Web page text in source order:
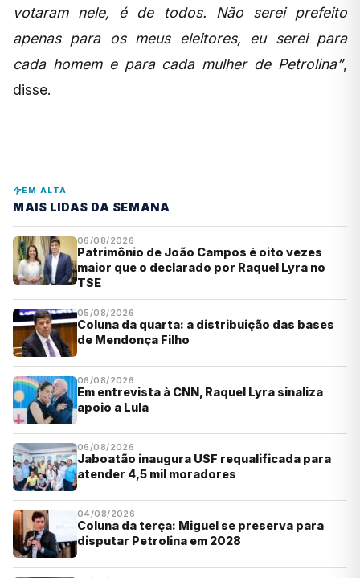
votaram nele, é de todos. Não serei prefeito
apenas para os meus eleitores, eu serei para
cada homem e para cada mulher de Petrolina”,
disse.
EM ALTA
MAIS LIDAS DA SEMANA
06/08/2026
Patrimônio de João Campos é oito vezes
maior que o declarado por Raquel Lyra no
TSE
05/08/2026
Coluna da quarta: a distribuição das bases
de Mendonça Filho
06/08/2026
Em entrevista à CNN, Raquel Lyra sinaliza
apoio a Lula
06/08/2026
Jaboatão inaugura USF requalificada para
atender 4,5 mil moradores
04/08/2026
Coluna da terça: Miguel se preserva para
disputar Petrolina em 2028